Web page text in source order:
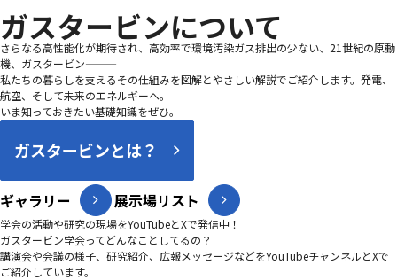
ガスタービンについて
さらなる高性能化が期待され、高効率で環境汚染ガス排出の少ない、21世紀の原動
機、ガスタービン―――
私たちの暮らしを支えるその仕組みを図解とやさしい解説でご紹介します。発電、
航空、そして未来のエネルギーへ。
いま知っておきたい基礎知識をぜひ。
ガスタービンとは？
ギャラリー 展示場リスト
学会の活動や研究の現場をYouTubeとXで発信中！
ガスタービン学会ってどんなことしてるの？
講演会や会議の様子、研究紹介、広報メッセージなどをYouTubeチャンネルとXで
ご紹介しています。